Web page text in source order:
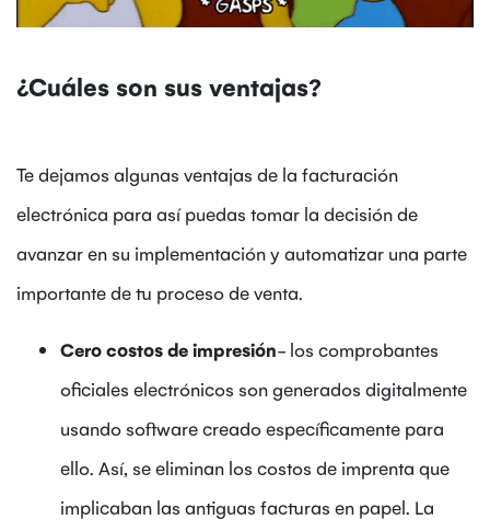
¿Cuáles son sus ventajas?
Te dejamos algunas ventajas de la facturación
electrónica para así puedas tomar la decisión de
avanzar en su implementación y automatizar una parte
importante de tu proceso de venta.
Cero costos de impresión- los comprobantes
oficiales electrónicos son generados digitalmente
usando software creado específicamente para
ello. Así, se eliminan los costos de imprenta que
implicaban las antiguas facturas en papel. La